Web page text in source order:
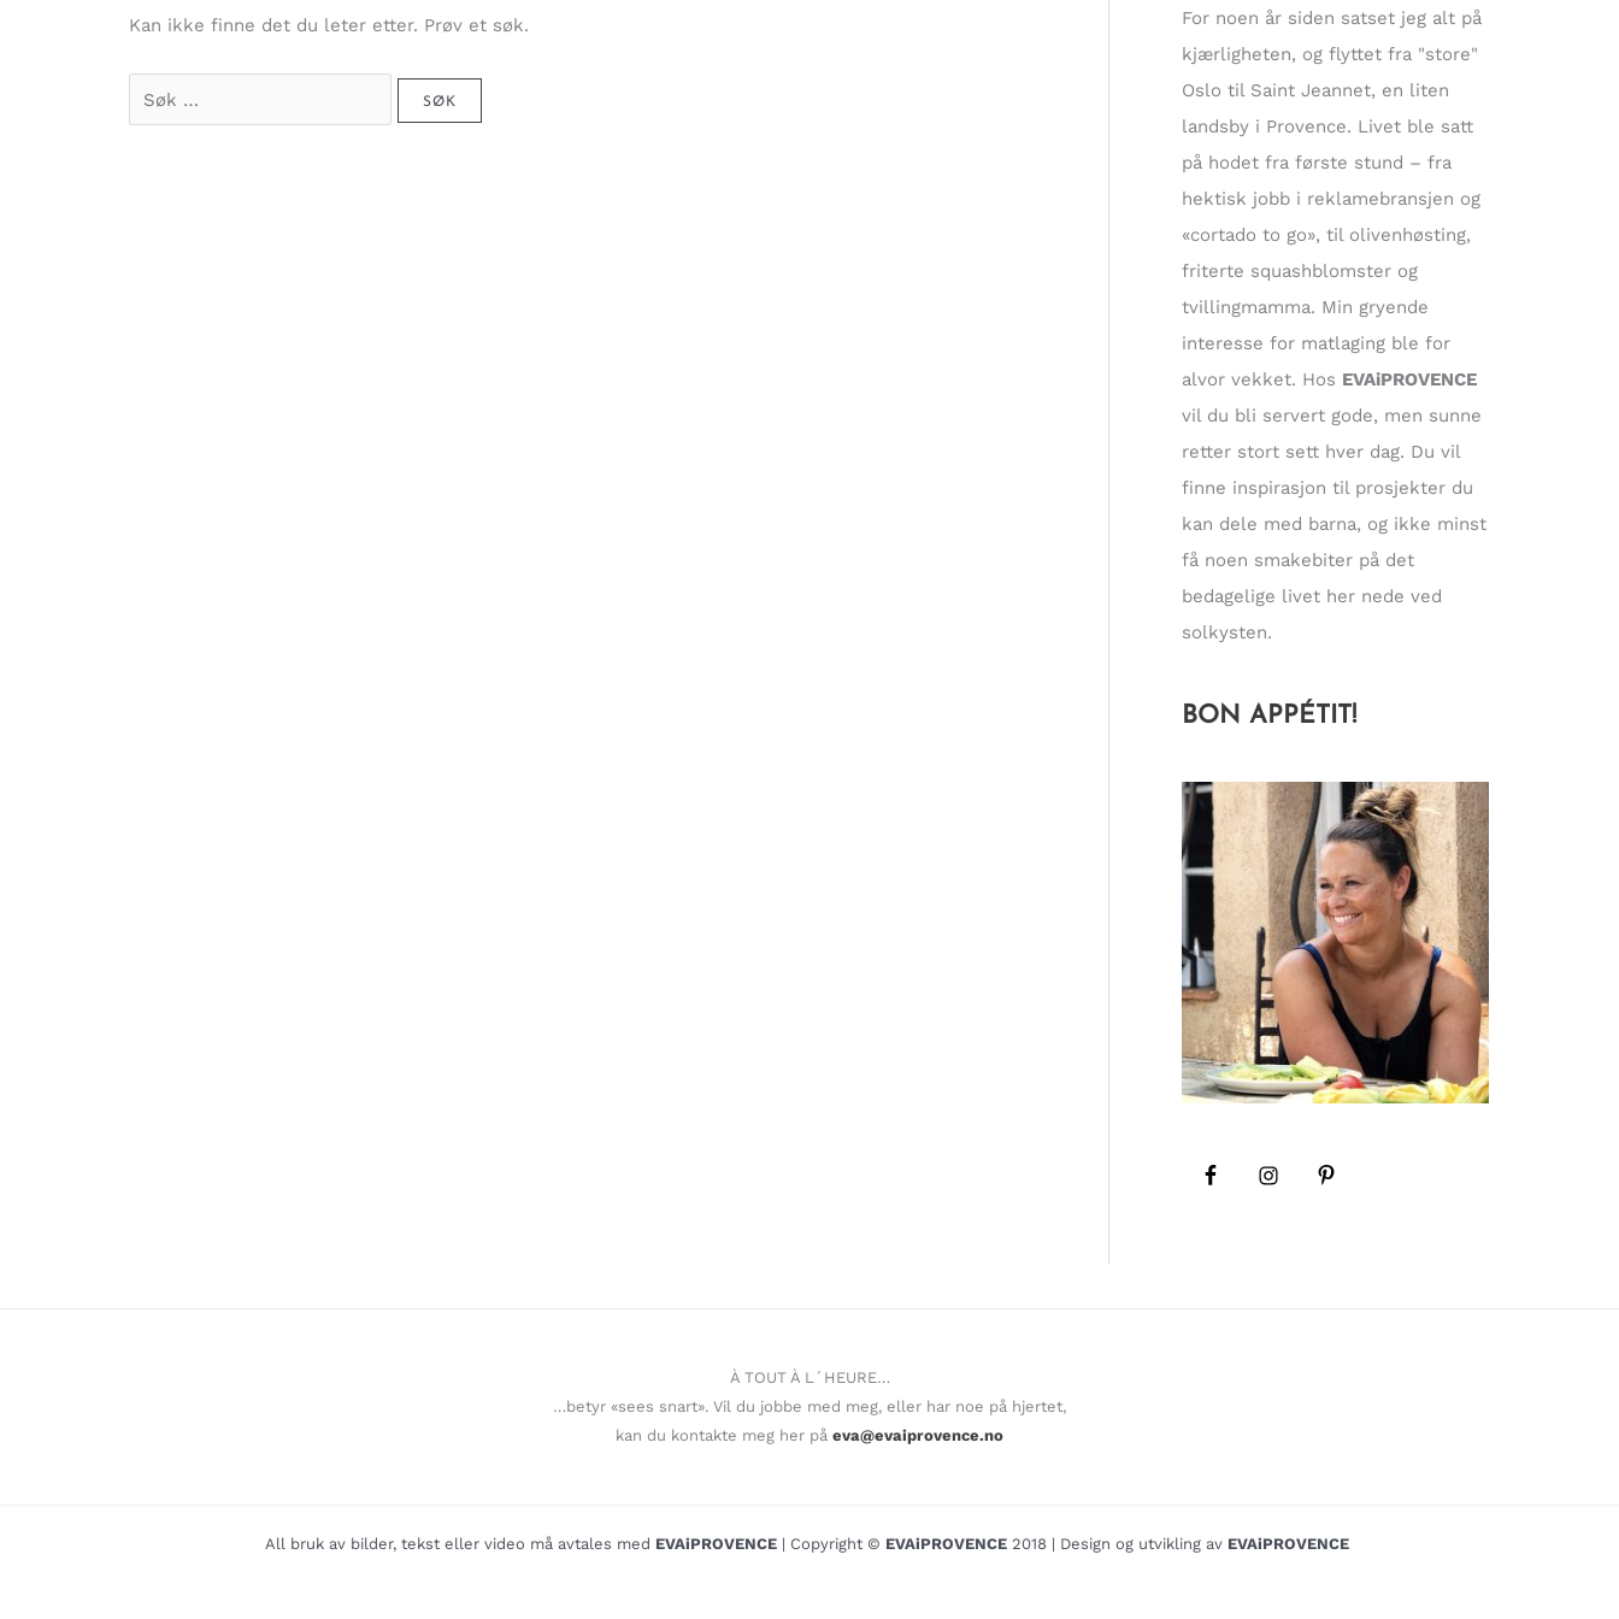
Kan ikke finne det du leter etter. Prøv et søk.
etter:
t
e
r
:
For noen år siden satset jeg alt på
kjærligheten, og flyttet fra "store"
Oslo til Saint Jeannet, en liten
landsby i Provence. Livet ble satt
på hodet fra første stund – fra
hektisk jobb i reklamebransjen og
«cortado to go», til olivenhøsting,
friterte squashblomster og
tvillingmamma. Min gryende
interesse for matlaging ble for
alvor vekket. Hos EVAiPROVENCE
vil du bli servert gode, men sunne
retter stort sett hver dag. Du vil
finne inspirasjon til prosjekter du
kan dele med barna, og ikke minst
få noen smakebiter på det
bedagelige livet her nede ved
solkysten.
BON APPÉTIT!
À TOUT À L´HEURE…
…betyr «sees snart». Vil du jobbe med meg, eller har noe på hjertet,
kan du kontakte meg her på eva@evaiprovence.no
All bruk av bilder, tekst eller video må avtales med EVAiPROVENCE | Copyright © EVAiPROVENCE 2018 | Design og utvikling av EVAiPROVENCE